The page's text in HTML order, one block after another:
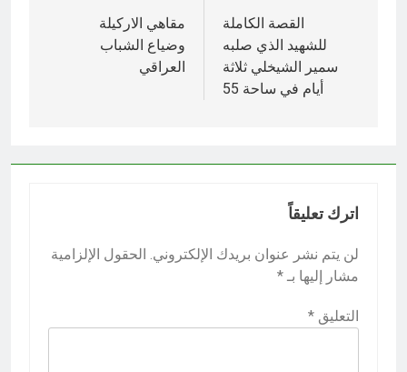
المقالاتالقصة الكاملة
للشهيد الذي صلبه
سمير الشيخلي ثلاثة
أيام في ساحة 55
مقاهي الاركيلة
وضياع الشباب
العراقي
اترك تعليقاً
لن يتم نشر عنوان بريدك الإلكتروني. الحقول الإلزامية
مشار إليها بـ *
التعليق *